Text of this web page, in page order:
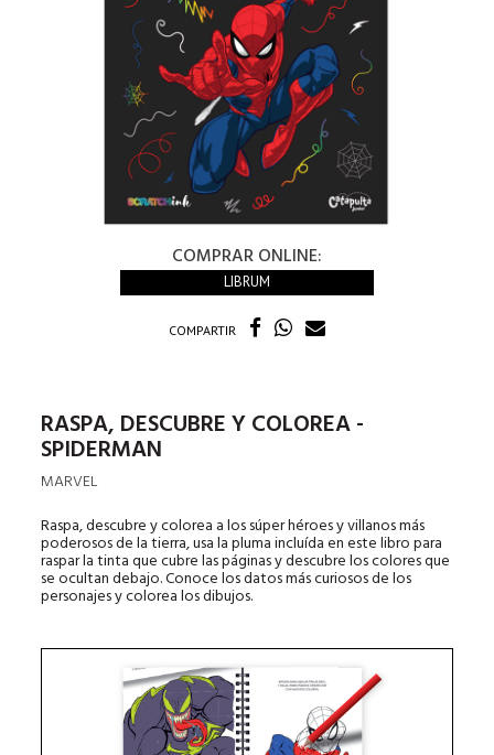
COMPRAR ONLINE:
LIBRUM
COMPARTIR
RASPA, DESCUBRE Y COLOREA -
SPIDERMAN
MARVEL
Raspa, descubre y colorea a los súper héroes y villanos más
poderosos de la tierra, usa la pluma incluída en este libro para
raspar la tinta que cubre las páginas y descubre los colores que
se ocultan debajo. Conoce los datos más curiosos de los
personajes y colorea los dibujos.